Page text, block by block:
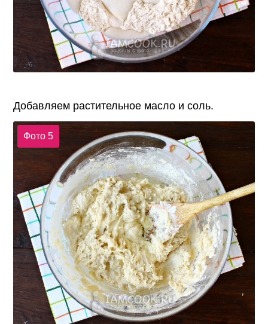
Добавляем растительное масло и соль.
Фото 5